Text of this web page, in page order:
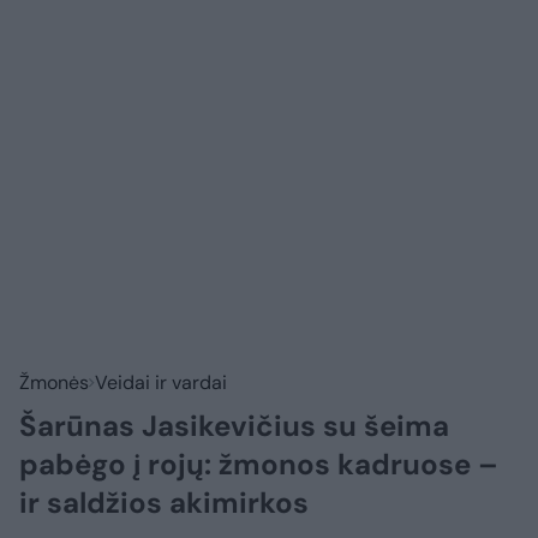
Žmonės Veidai ir vardai
Šarūnas Jasikevičius su šeima
pabėgo į rojų: žmonos kadruose –
ir saldžios akimirkos